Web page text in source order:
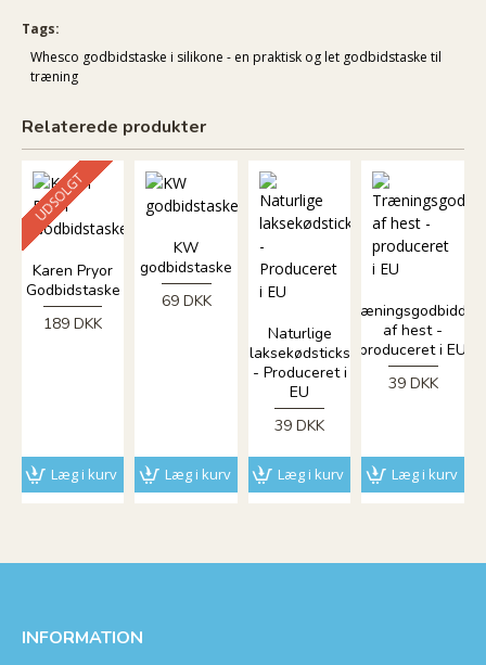
Tags:
Whesco godbidstaske i silikone - en praktisk og let godbidstaske til
træning
Relaterede produkter
UDSOLGT
Karen Pryor
Godbidstaske
189 DKK
Læg i kurv
KW
godbidstaske
69 DKK
Læg i kurv
Naturlige
laksekødsticks
- Produceret i
EU
39 DKK
Læg i kurv
Træningsgodbidder
af hest -
produceret i EU
39 DKK
Læg i kurv
INFORMATION